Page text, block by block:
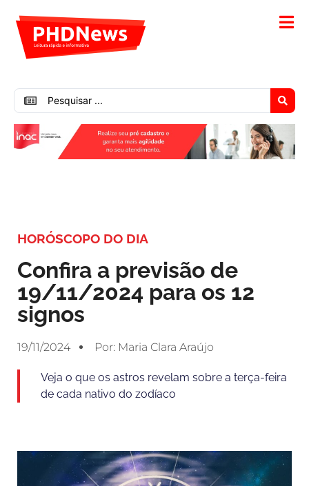
HORÓSCOPO DO DIA
Confira a previsão de
19/11/2024 para os 12
signos
19/11/2024 Por: Maria Clara Araújo
Veja o que os astros revelam sobre a terça-feira
de cada nativo do zodíaco